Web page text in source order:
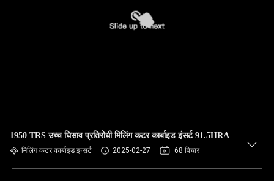
1950 TRS उच्च घिसाव प्रतिरोधी मिलिंग कटर कार्बाइड इंसर्ट 91.5HRA
मिलिंग कटर कार्बाइड इन्सर्ट 2025-02-27 68 विचार